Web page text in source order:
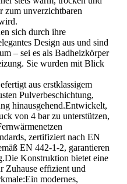
zum unverzichtbaren
sich durch ihre
Design aus und sind
– sei es als Badheizkörper
Sie wurden mit Blick
aus erstklassigem
Pulverbeschichtung,
hinausgehend.Entwickelt,
von 4 bar zu unterstützen,
zertifiziert nach EN
EN 442-1-2, garantieren
Konstruktion bietet eine
Zuhause effizient und
modernes,